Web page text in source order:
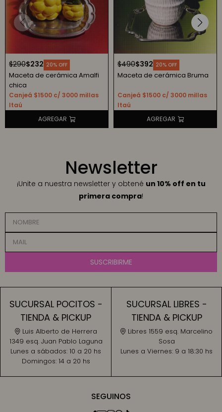
$232
$290 20
Maceta de cerámica Amalfi
chica
Canjeá $1500 c/ 3000 millas
Itaú
$392
$490 20
Maceta de cerámica Bruma
Canjeá $1500 c/ 3000 millas
Itaú
SEGUINOS
Newsletter
¡Unite a nuestra newsletter y obtené un 10% off en tu
primera compra!
SUSCRIBIRME
SUCURSAL POCITOS -
TIENDA & PICKUP
Luis Alberto de Herrera
1349 esq. Juan Pablo Laguna
Lunes a sábados: 10 a 20 hs
Domingos: 14 a 20 hs
SUCURSAL LIBRES -
TIENDA & PICKUP
Libres 1559 esq. Marcelino
Sosa
Lunes a Viernes: 9 a 18:30 hs